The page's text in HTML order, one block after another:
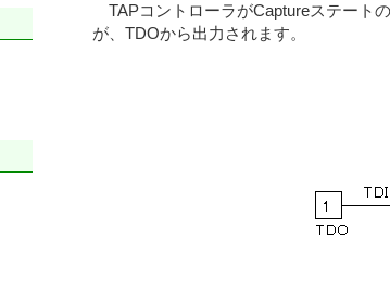
TAPコントローラがCaptureステート
が、TDOから出力されます。